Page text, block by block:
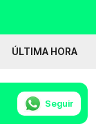
ÚLTIMA HORA
Seguir